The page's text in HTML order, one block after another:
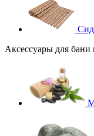
Аксессуары для бани